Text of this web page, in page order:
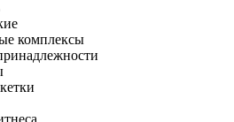
комплексы